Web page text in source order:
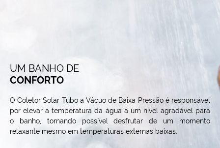
UM BANHO DE
CONFORTO
O Coletor Solar Tubo a Vácuo de Baixa Pressão é responsável
por elevar a temperatura da água a um nível agradável para
o banho, tornando possível desfrutar de um momento
relaxante mesmo em temperaturas externas baixas.